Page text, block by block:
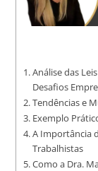
Análise das
Desafios
Tendências e
Exemplo
A Importância
Trabalhistas
Como a Dra.